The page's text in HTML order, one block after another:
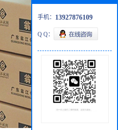
手机： 13927876109
Q Q：